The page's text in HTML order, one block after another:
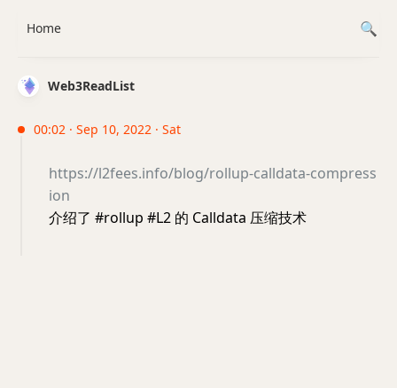
Web3ReadList
00:02 · Sep 10, 2022 · Sat
https://l2fees.info/blog/rollup-calldata-compress
ion
介绍了 #rollup #L2 的 Calldata 压缩技术
Home